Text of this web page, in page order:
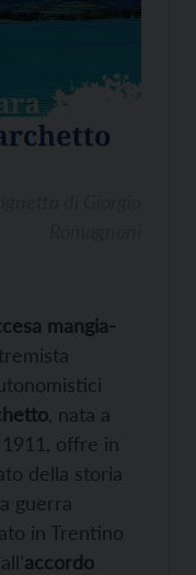
mangia-
, nata a
offre in
della storia
guerra
in Trentino
accordo